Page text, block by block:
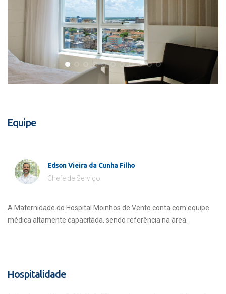
Equipe
Edson Vieira da Cunha Filho
Chefe de Serviço
A Maternidade do Hospital Moinhos de Vento conta com equipe
médica altamente capacitada, sendo referência na área.
Hospitalidade